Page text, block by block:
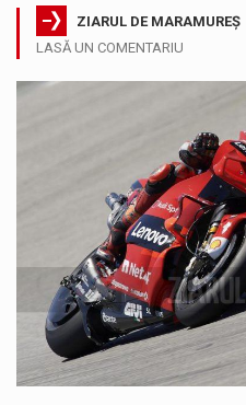
ZIARUL DE MARAMUREȘ
LASĂ UN COMENTARIU